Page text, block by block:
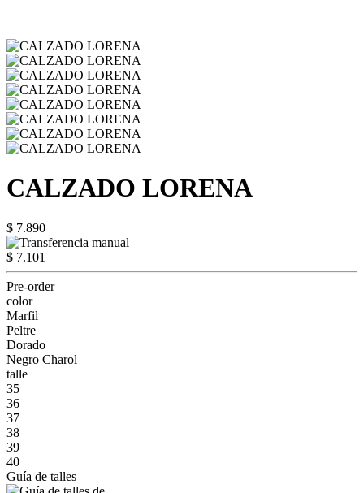
CALZADO LORENA
$ 7.890
$ 7.101
Pre-order
color
Marfil
Peltre
Dorado
Negro Charol
talle
35
36
37
38
39
40
Guía de talles